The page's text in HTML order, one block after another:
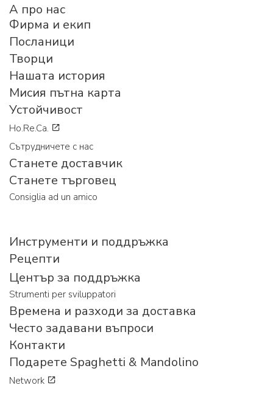
A про нас
Фирма и екип
Посланици
Творци
Нашата история
Мисия пътна карта
Устойчивост
Ho.Re.Ca.
Сътрудничете с нас
Станете доставчик
Станете търговец
Consiglia ad un amico
Инструменти и поддръжка
Рецепти
Център за поддръжка
Strumenti per sviluppatori
Времена и разходи за доставка
Често задавани въпроси
Контакти
Подарете Spaghetti & Mandolino
Network